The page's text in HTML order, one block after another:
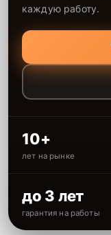
каждую работу.
10+
лет на рынке
до 3 лет
гарантия на работы